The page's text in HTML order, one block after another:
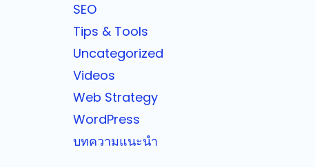
SEO
Tips & Tools
Uncategorized
Videos
Web Strategy
WordPress
บทความแนะนำ